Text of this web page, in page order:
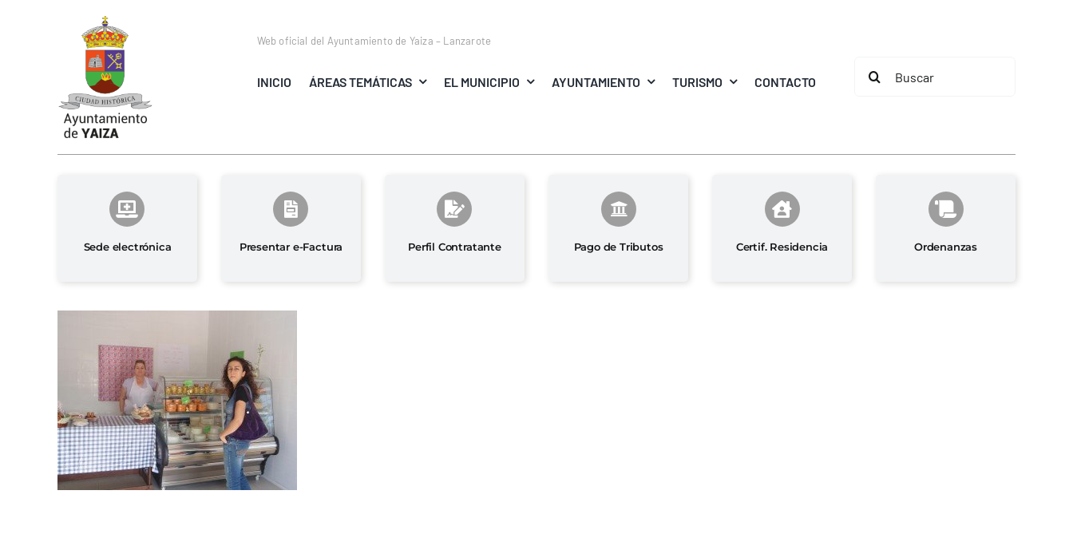
Web oficial del Ayuntamiento de Yaiza – Lanzarote
INICIO ÁREAS TEMÁTICAS EL MUNICIPIO AYUNTAMIENTO TURISMO CONTACTO
Buscar:
Sede electrónica Presentar e-Factura Perfil Contratante Pago de Tributos Certif. Residencia Ordenanzas